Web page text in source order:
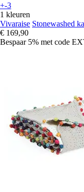
+-3
1 kleuren
Vivaraise Stonewashed
€ 169,90
Bespaar 5% met code